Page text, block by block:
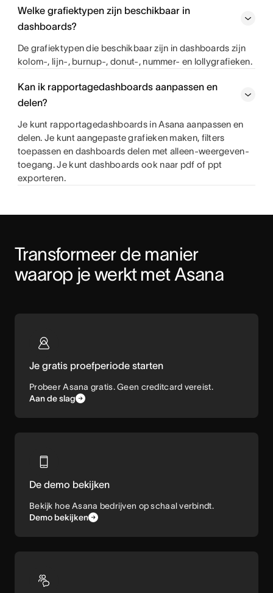
Welke grafiektypen zijn beschikbaar in
dashboards?
De grafiektypen die beschikbaar zijn in dashboards zijn
kolom-, lijn-, burnup-, donut-, nummer- en lollygrafieken.
Kan ik rapportagedashboards aanpassen en
delen?
Je kunt rapportagedashboards in Asana aanpassen en
delen. Je kunt aangepaste grafieken maken, filters
toepassen en dashboards delen met alleen-weergeven-
toegang. Je kunt dashboards ook naar pdf of ppt
exporteren.
Transformeer de manier
waarop je werkt met Asana
Je gratis proefperiode starten
Probeer Asana gratis. Geen creditcard vereist.
Aan de slag
De demo bekijken
Bekijk hoe Asana bedrijven op schaal verbindt.
Demo bekijken